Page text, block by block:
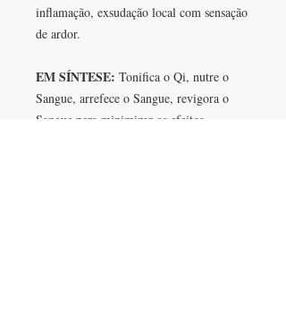
inflamação, exsudação local com sensação
de ardor.
EM SÍNTESE: Tonifica o Qi, nutre o
Sangue, arrefece o Sangue, revigora o
Sangue para minimizar os efeitos